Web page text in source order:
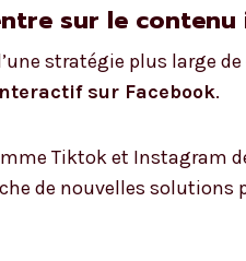
sur le
stratégie plus large
sur Facebook.
Tiktok et Instagram
de nouvelles